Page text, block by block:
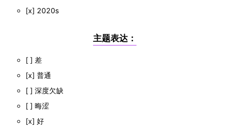
[x] 2020s
主题表达：
[ ] 差
[x] 普通
[ ] 深度欠缺
[ ] 晦涩
[x] 好